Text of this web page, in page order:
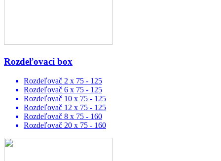
Rozdeľovací box
Rozdeľovač 2 x 75 - 125
Rozdeľovač 6 x 75 - 125
Rozdeľovač 10 x 75 - 125
Rozdeľovač 12 x 75 - 125
Rozdeľovač 8 x 75 - 160
Rozdeľovač 20 x 75 - 160